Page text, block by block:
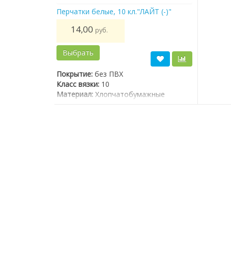
Перчатки белые, 10 кл."ЛАЙТ (-)"
14,00 руб.
Выбрать
Покрытие: без ПВХ
Класс вязки: 10
Материал: Хлопчатобумажные